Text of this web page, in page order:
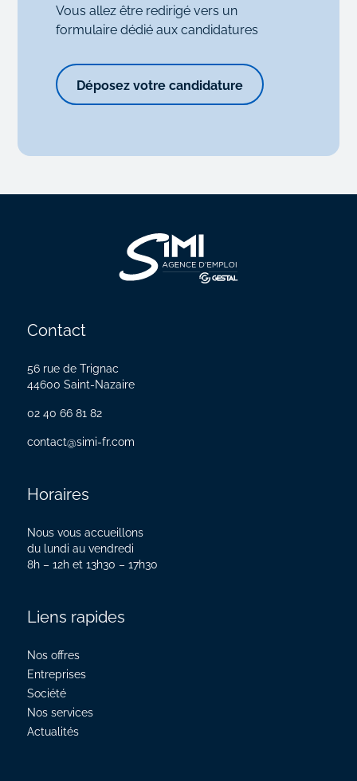
Vous allez être redirigé vers un
formulaire dédié aux candidatures
Déposez votre candidature
Contact
56 rue de Trignac
44600 Saint-Nazaire
02 40 66 81 82
contact@simi-fr.com
Horaires
Nous vous accueillons
du lundi au vendredi
8h – 12h et 13h30 – 17h30
Liens rapides
Nos offres
Entreprises
Société
Nos services
Actualités